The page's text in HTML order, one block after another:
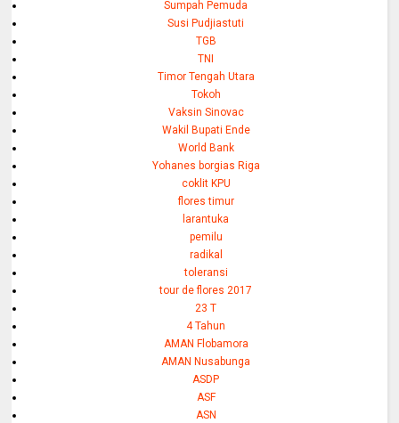
Sumpah Pemuda
Susi Pudjiastuti
TGB
TNI
Timor Tengah Utara
Tokoh
Vaksin Sinovac
Wakil Bupati Ende
World Bank
Yohanes borgias Riga
coklit KPU
flores timur
larantuka
pemilu
radikal
toleransi
tour de flores 2017
23 T
4 Tahun
AMAN Flobamora
AMAN Nusabunga
ASDP
ASF
ASN